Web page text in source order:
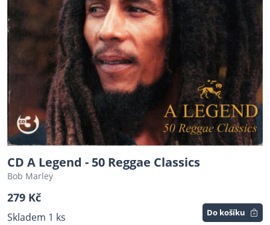
CD A Legend - 50 Reggae Classics
Bob Marley
279 Kč
Skladem 1 ks Do košíku